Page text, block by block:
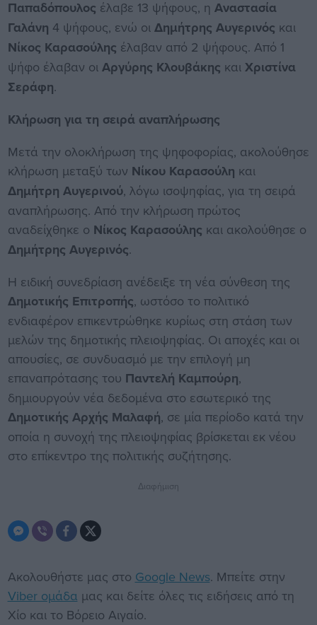
Παπαδόπουλος έλαβε 13 ψήφους, η Αναστασία
Γαλάνη 4 ψήφους, ενώ οι Δημήτρης Αυγερινός και
Νίκος Καρασούλης έλαβαν από 2 ψήφους. Από 1
ψήφο έλαβαν οι Αργύρης Κλουβάκης και Χριστίνα
Σεράφη.
Κλήρωση για τη σειρά αναπλήρωσης
Μετά την ολοκλήρωση της ψηφοφορίας, ακολούθησε
κλήρωση μεταξύ των Νίκου Καρασούλη και
Δημήτρη Αυγερινού, λόγω ισοψηφίας, για τη σειρά
αναπλήρωσης. Από την κλήρωση πρώτος
αναδείχθηκε ο Νίκος Καρασούλης και ακολούθησε ο
Δημήτρης Αυγερινός.
Η ειδική συνεδρίαση ανέδειξε τη νέα σύνθεση της
Δημοτικής Επιτροπής, ωστόσο το πολιτικό
ενδιαφέρον επικεντρώθηκε κυρίως στη στάση των
μελών της δημοτικής πλειοψηφίας. Οι αποχές και οι
απουσίες, σε συνδυασμό με την επιλογή μη
επαναπρότασης του Παντελή Καμπούρη,
δημιουργούν νέα δεδομένα στο εσωτερικό της
Δημοτικής Αρχής Μαλαφή, σε μία περίοδο κατά την
οποία η συνοχή της πλειοψηφίας βρίσκεται εκ νέου
στο επίκεντρο της πολιτικής συζήτησης.
Διαφήμιση
Ακολουθήστε μας στο Google News. Μπείτε στην
Viber ομάδα μας και δείτε όλες τις ειδήσεις από τη
Χίο και το Βόρειο Αιγαίο.